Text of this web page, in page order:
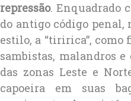
repressão. Enquadrado
do antigo código penal,
estilo, a “tiririca”,
sambistas, malandros
das zonas Leste e
capoeira em suas